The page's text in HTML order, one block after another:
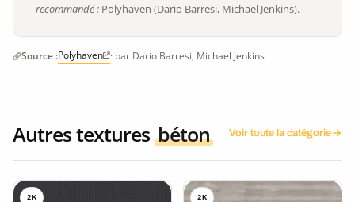
recommandé : Polyhaven (Dario Barresi, Michael Jenkins).
Source :Polyhaven · par Dario Barresi, Michael Jenkins
Autres textures béton Voir toute la catégorie
2K 2K